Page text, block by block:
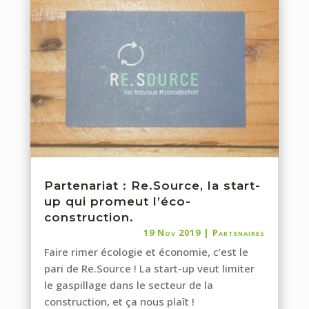
Partenariat : Re.Source, la start-
up qui promeut l’éco-
construction.
19 Nov 2019 | Partenaires
Faire rimer écologie et économie, c’est le
pari de Re.Source ! La start-up veut limiter
le gaspillage dans le secteur de la
construction, et ça nous plaît !